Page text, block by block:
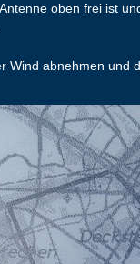
oben frei ist
Wind abnehmen und